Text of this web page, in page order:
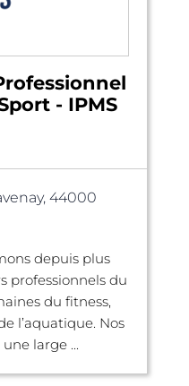
- IPMS
44000
depuis plus
professionnels du
du fitness,
l’aquatique. Nos
large ...